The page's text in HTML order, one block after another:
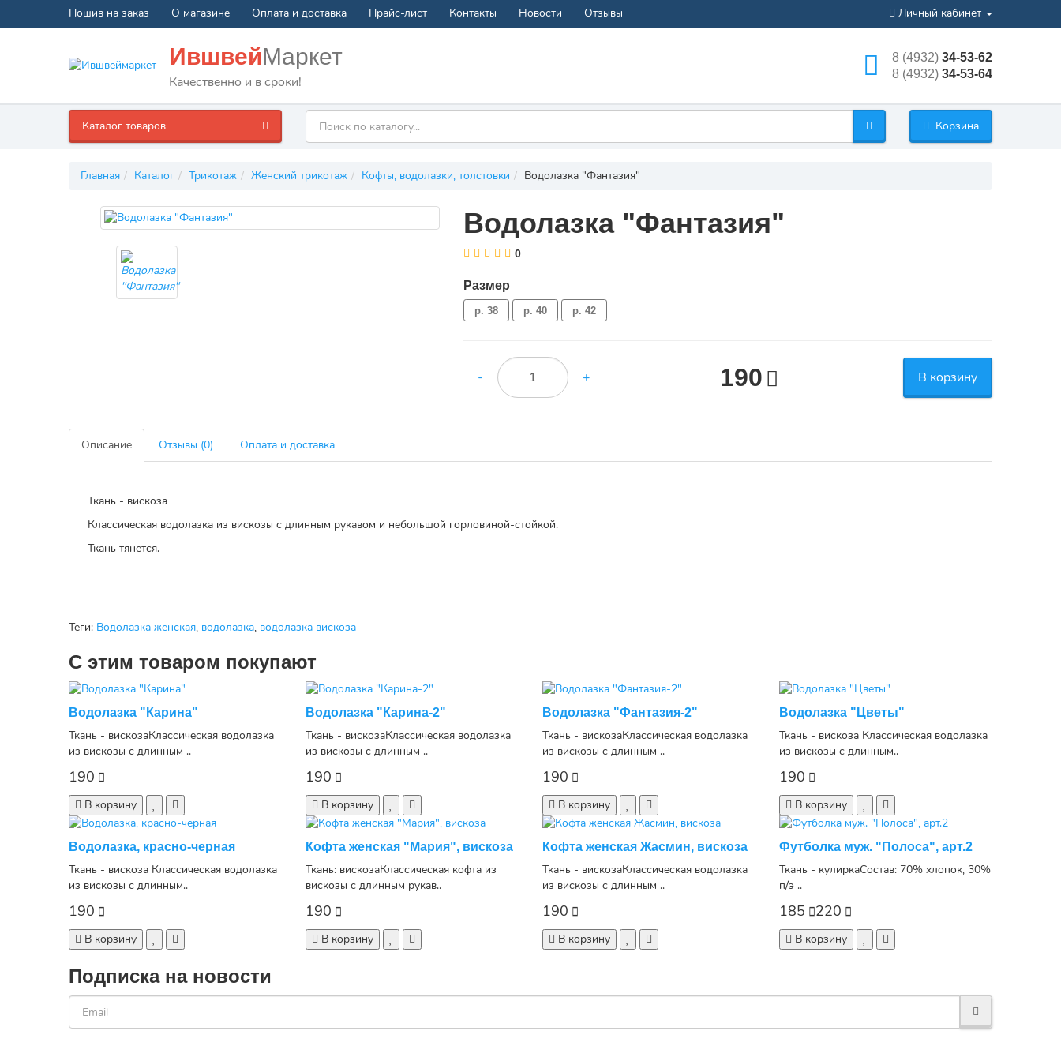
Пошив на заказ О магазине Оплата и доставка Прайс-лист Контакты Новости Отзывы Личный кабинет
ИвшвейМаркет
Качественно и в сроки!
8 (4932) 34-53-62
8 (4932) 34-53-64
Каталог товаров Корзина
Главная Каталог Трикотаж Женский трикотаж Кофты, водолазки, толстовки Водолазка "Фантазия"
Водолазка "Фантазия"
0
Размер
р. 38 р. 40 р. 42
- + 190 В корзину
Описание Отзывы (0) Оплата и доставка
Ткань - вискоза
Классическая водолазка из вискозы с длинным рукавом и небольшой горловиной-стойкой.
Ткань тянется.
Теги: Водолазка женская, водолазка, водолазка вискоза
С этим товаром покупают
Водолазка "Карина"
Ткань - вискозаКлассическая водолазка
из вискозы с длинным ..
190
В корзину
Водолазка "Карина-2"
Ткань - вискозаКлассическая водолазка
из вискозы с длинным ..
190
В корзину
Водолазка "Фантазия-2"
Ткань - вискозаКлассическая водолазка
из вискозы с длинным ..
190
В корзину
Водолазка "Цветы"
Ткань - вискоза Классическая водолазка
из вискозы с длинным..
190
В корзину
Водолазка, красно-черная
Ткань - вискоза Классическая водолазка
из вискозы с длинным..
190
В корзину
Кофта женская "Мария", вискоза
Ткань: вискозаКлассическая кофта из
вискозы с длинным рукав..
190
В корзину
Кофта женская Жасмин, вискоза
Ткань - вискозаКлассическая водолазка
из вискозы с длинным ..
190
В корзину
Футболка муж. "Полоса", арт.2
Ткань - кулиркаСостав: 70% хлопок, 30%
п/э ..
185 220
В корзину
Подписка на новости